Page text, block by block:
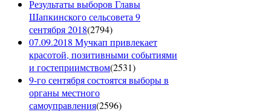
Результаты выборов Главы
Шапкинского сельсовета 9
сентября 2018(2794)
07.09.2018 Мучкап привлекает
красотой, позитивными событиями
и гостеприимством(2531)
9-го сентября состоятся выборы в
органы местного
самоуправления(2596)